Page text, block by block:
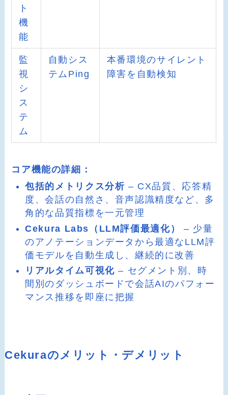
ト
機
能
監
視
シ
ス
テ
ム
自動シス
テムPing
本番環境のサイレント
障害を自動検知
コア機能の詳細：
包括的メトリクス分析 – CX品質、応答精
度、会話の自然さ、音声認識精度など、多
角的な品質指標を一元管理
Cekura Labs（LLM評価最適化）
– 少量
のアノテーションデータから最適なLLM評
価モデルを自動生成し、継続的に改善
リアルタイム可視化 – セグメント別、時
間別のダッシュボードで会話AIのパフォー
マンス推移を即座に把握
Cekuraのメリット・デメリット